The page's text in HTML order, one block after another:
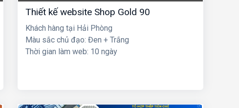
Thiết kế website Shop Gold 90
Khách hàng tại Hải Phòng
Màu sắc chủ đạo: Đen + Trắng
Thời gian làm web: 10 ngày